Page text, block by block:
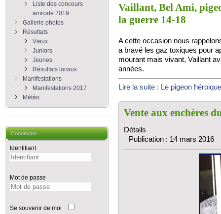
Liste des concours
amicale 2019
Gallerie photos
Résultats
Vieux
Juniors
Jeunes
Résultats locaux
Manifestations
Manifestations 2017
Météo
Connexion
Identifiant
Mot de passe
Se souvenir de moi
Vaillant, Bel Ami,
la guerre 14-18
A cette occasion nous
a bravé les gaz toxiques pour
mourant mais vivant, Vaillant
années.
Lire la suite : Le pigeon
Vente aux enchères
Détails
Publication : 14 mars 2016